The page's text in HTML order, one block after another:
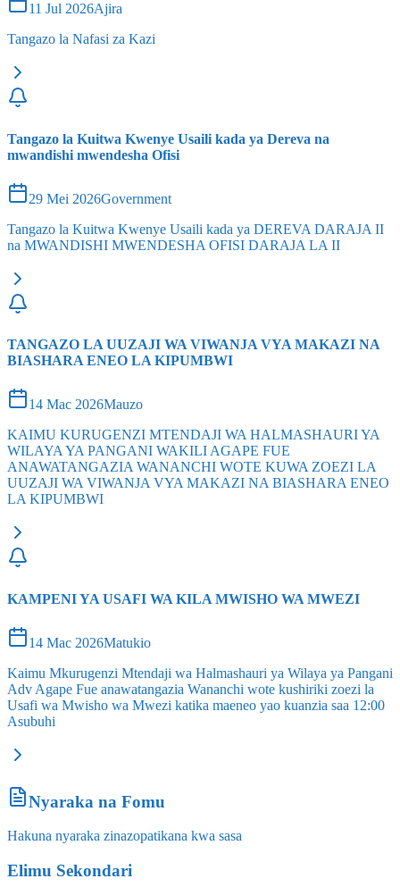
11 Jul 2026Ajira
Tangazo la Nafasi za Kazi
Tangazo la Kuitwa Kwenye Usaili kada ya Dereva na
mwandishi mwendesha Ofisi
29 Mei 2026Government
Tangazo la Kuitwa Kwenye Usaili kada ya DEREVA DARAJA II
na MWANDISHI MWENDESHA OFISI DARAJA LA II
TANGAZO LA UUZAJI WA VIWANJA VYA MAKAZI NA
BIASHARA ENEO LA KIPUMBWI
14 Mac 2026Mauzo
KAIMU KURUGENZI MTENDAJI WA HALMASHAURI YA
WILAYA YA PANGANI WAKILI AGAPE FUE
ANAWATANGAZIA WANANCHI WOTE KUWA ZOEZI LA
UUZAJI WA VIWANJA VYA MAKAZI NA BIASHARA ENEO
LA KIPUMBWI
KAMPENI YA USAFI WA KILA MWISHO WA MWEZI
14 Mac 2026Matukio
Kaimu Mkurugenzi Mtendaji wa Halmashauri ya Wilaya ya Pangani
Adv Agape Fue anawatangazia Wananchi wote kushiriki zoezi la
Usafi wa Mwisho wa Mwezi katika maeneo yao kuanzia saa 12:00
Asubuhi
Nyaraka na Fomu
Hakuna nyaraka zinazopatikana kwa sasa
Elimu Sekondari